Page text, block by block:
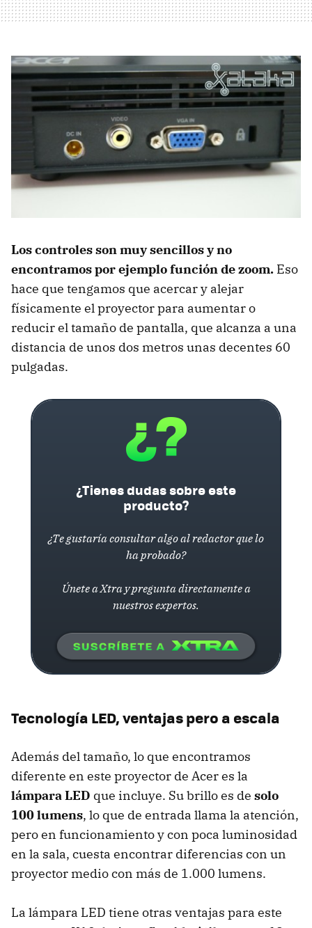
Los controles son muy sencillos y no
encontramos por ejemplo función de zoom. Eso
hace que tengamos que acercar y alejar
físicamente el proyector para aumentar o
reducir el tamaño de pantalla, que alcanza a una
distancia de unos dos metros unas decentes 60
pulgadas.
¿Tienes dudas sobre este
producto?
¿Te gustaría consultar algo al redactor que lo
ha probado?
Únete a Xtra y pregunta directamente a
nuestros expertos.
Tecnología LED, ventajas pero a escala
Además del tamaño, lo que encontramos
diferente en este proyector de Acer es la
lámpara LED que incluye. Su brillo es de solo
100 lumens, lo que de entrada llama la atención,
pero en funcionamiento y con poca luminosidad
en la sala, cuesta encontrar diferencias con un
proyector medio con más de 1.000 lumens.
La lámpara LED tiene otras ventajas para este